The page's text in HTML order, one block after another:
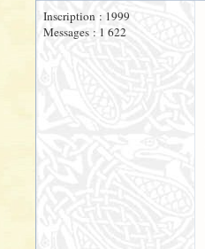
Inscription : 1999
Messages : 1 622